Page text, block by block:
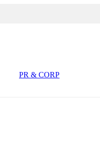
PR & CORP